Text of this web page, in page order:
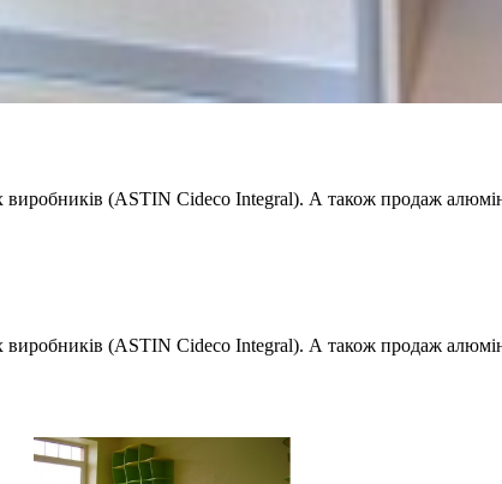
виробників (ASTIN Cideco Integral). А також продаж
(ASTIN Cideco Integral). А також продаж